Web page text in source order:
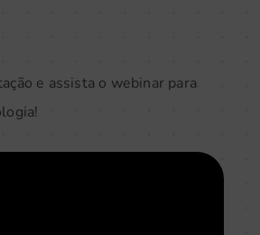
e assista o webinar para